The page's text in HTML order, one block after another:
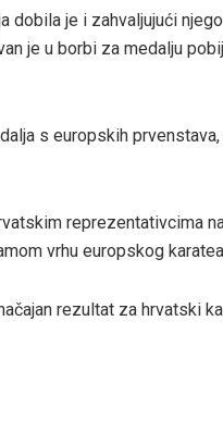
je i zahvaljujući
je u borbi za medalju
s europskih
reprezentativcima
vrhu europskog
rezultat za hrvatski